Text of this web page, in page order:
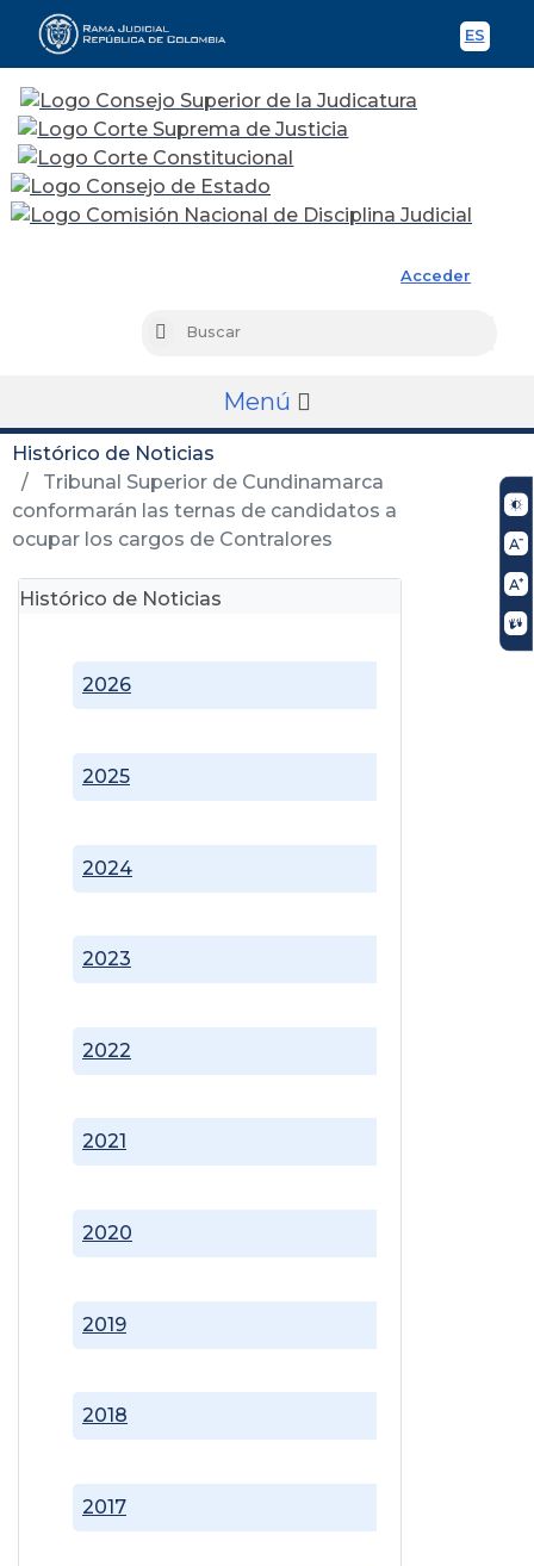
ES
Acceder
Buscar
Menú
Histórico de Noticias
Tribunal Superior de Cundinamarca
conformarán las ternas de candidatos a
ocupar los cargos de Contralores
Histórico de Noticias
2017
2018
2019
2020
2021
2022
2023
2024
2025
2026